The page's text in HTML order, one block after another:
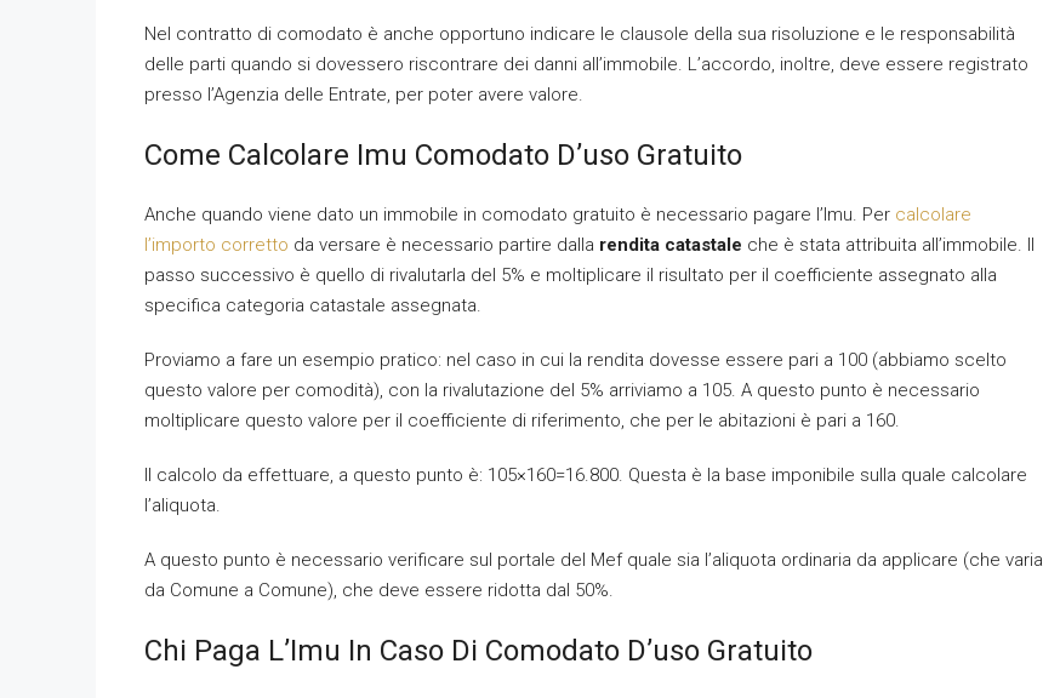
Nel contratto di comodato è anche opportuno indicare le clausole della sua risoluzione e le responsabilità
delle parti quando si dovessero riscontrare dei danni all’immobile. L’accordo, inoltre, deve essere registrato
presso l’Agenzia delle Entrate, per poter avere valore.
Come Calcolare Imu Comodato D’uso Gratuito
Anche quando viene dato un immobile in comodato gratuito è necessario pagare l’Imu. Per calcolare
l’importo corretto da versare è necessario partire dalla rendita catastale che è stata attribuita all’immobile. Il
passo successivo è quello di rivalutarla del 5% e moltiplicare il risultato per il coefficiente assegnato alla
specifica categoria catastale assegnata.
Proviamo a fare un esempio pratico: nel caso in cui la rendita dovesse essere pari a 100 (abbiamo scelto
questo valore per comodità), con la rivalutazione del 5% arriviamo a 105. A questo punto è necessario
moltiplicare questo valore per il coefficiente di riferimento, che per le abitazioni è pari a 160.
Il calcolo da effettuare, a questo punto è: 105×160=16.800. Questa è la base imponibile sulla quale calcolare
l’aliquota.
A questo punto è necessario verificare sul portale del Mef quale sia l’aliquota ordinaria da applicare (che varia
da Comune a Comune), che deve essere ridotta dal 50%.
Chi Paga L’Imu In Caso Di Comodato D’uso Gratuito